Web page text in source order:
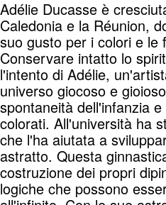
Adélie Ducasse è
Caledonia e la Réunion,
suo gusto per i colori e le
Conservare intatto lo
l'intento di Adélie,
universo giocoso e
spontaneità dell'infanzia
colorati. All'università ha
che l'ha aiutata a
astratto. Questa
costruzione dei propri
logiche che possono